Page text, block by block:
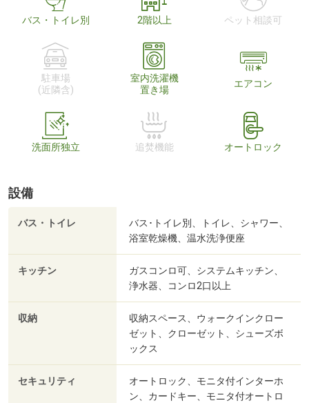
バス・トイレ別 2階以上 ペット相談可
駐車場
(近隣含)
室内洗濯機
置き場
エアコン
洗面所独立 追焚機能 オートロック
設備
バス・トイレ
バス･トイレ別、トイレ、シャワー、
浴室乾燥機、温水洗浄便座
キッチン
ガスコンロ可、システムキッチン、
浄水器、コンロ2口以上
収納
収納スペース、ウォークインクロー
ゼット、クローゼット、シューズボ
ックス
セキュリティ
オートロック、モニタ付インターホ
ン、カードキー、モニタ付オートロ